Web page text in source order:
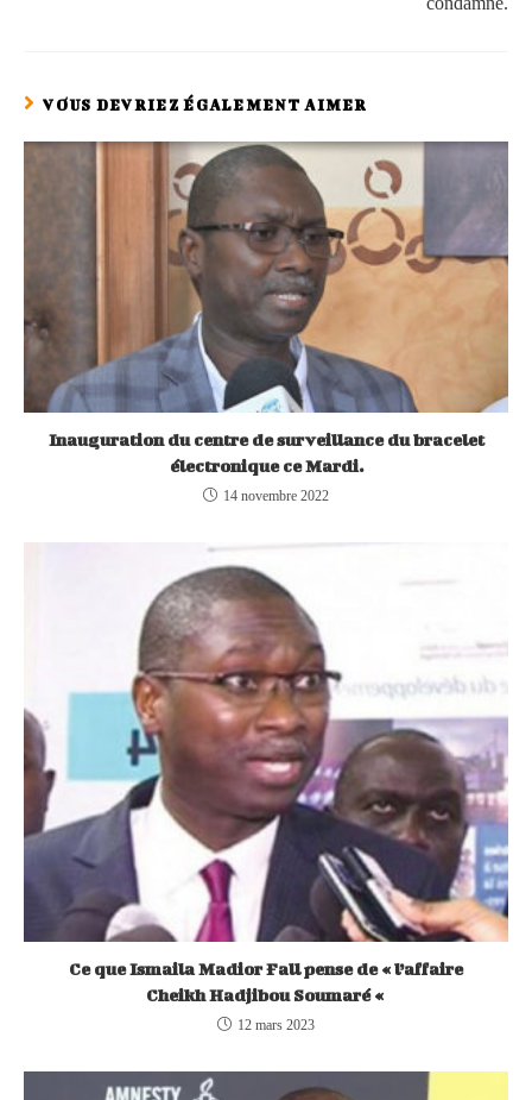
VOUS DEVRIEZ ÉGALEMENT AIMER
Inauguration du centre de surveillance du bracelet
électronique ce Mardi.
14 novembre 2022
Ce que Ismaila Madior Fall pense de « l’affaire
Cheikh Hadjibou Soumaré «
12 mars 2023